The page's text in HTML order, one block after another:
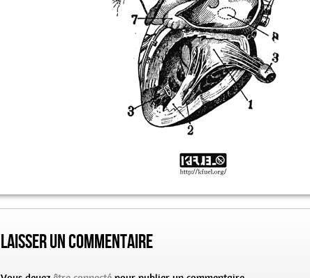
Laisser un commentaire